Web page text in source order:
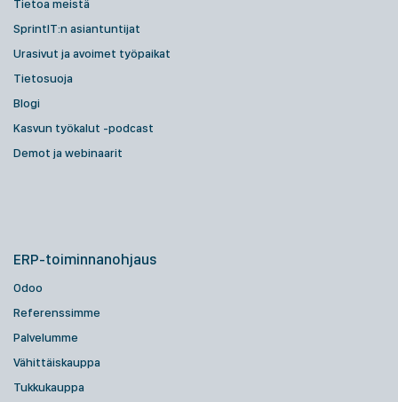
Tietoa meistä
SprintIT:n asiantuntijat
Urasivut ja avoimet työpaikat
Tietosuoja
Blogi
Kasvun työkalut -podcast
Demot ja webinaarit
ERP-toiminnanohjaus
Odoo
Referenssimme
Palvelumme
Vähittäiskauppa
Tukkukauppa